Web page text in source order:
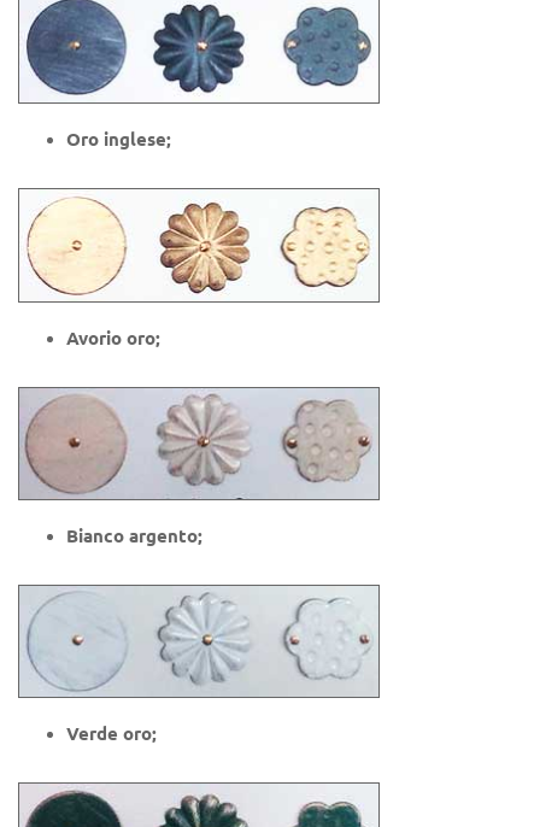
Oro inglese;
Avorio oro;
Bianco argento;
Verde oro;